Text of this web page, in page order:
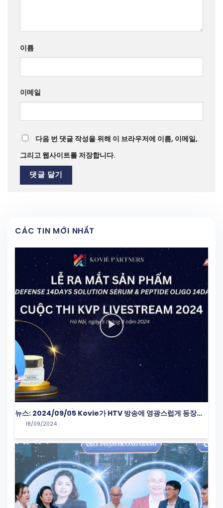
이름
이메일
다음 번 댓글 작성을 위해 이 브라우저에 이름, 이메일,
그리고 웹사이트를 저장합니다.
CÁC TIN MỚI NHẤT
뉴스: 2024/09/05 Kovie가 HTV 방송에 영광스럽게 등장하
18/09/2024